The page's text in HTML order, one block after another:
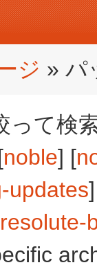
ジ » パ
って検
noble] [
updates
resolute-